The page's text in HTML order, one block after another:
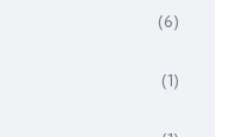
(6)
(1)